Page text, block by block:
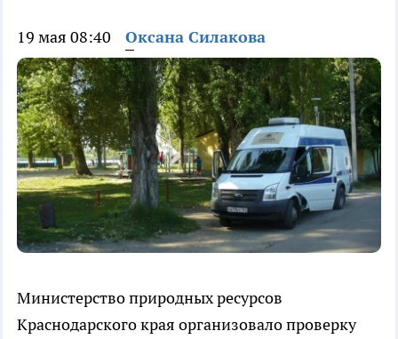
19 мая 08:40 Оксана Силакова
Министерство природных ресурсов
Краснодарского края организовало проверку